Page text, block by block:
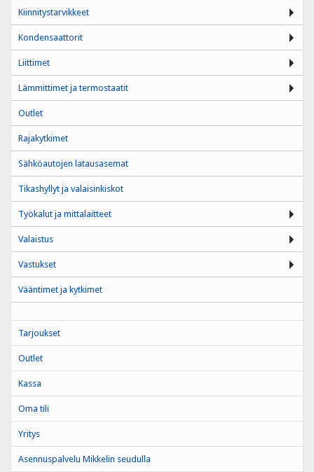
Kiinnitystarvikkeet
Kondensaattorit
Liittimet
Lämmittimet ja termostaatit
Outlet
Rajakytkimet
Sähköautojen latausasemat
Tikashyllyt ja valaisinkiskot
Työkalut ja mittalaitteet
Valaistus
Vastukset
Vääntimet ja kytkimet
Tarjoukset
Outlet
Kassa
Oma tili
Yritys
Asennuspalvelu Mikkelin seudulla